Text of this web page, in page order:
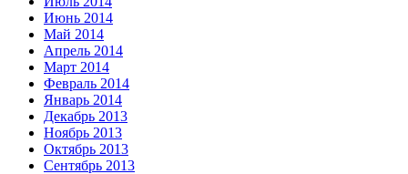
Июнь 2014
Май 2014
Апрель 2014
Март 2014
Февраль 2014
Январь 2014
Декабрь 2013
Ноябрь 2013
Октябрь 2013
Сентябрь 2013